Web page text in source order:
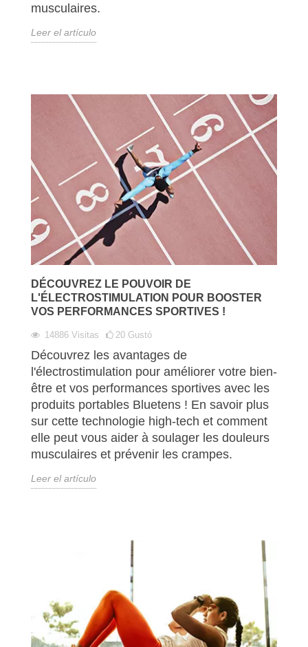
musculaires.
Leer el artículo
DÉCOUVREZ LE POUVOIR DE
L'ÉLECTROSTIMULATION POUR BOOSTER
VOS PERFORMANCES SPORTIVES !
14886 Visitas 20 Gustó
Découvrez les avantages de
l'électrostimulation pour améliorer votre bien-
être et vos performances sportives avec les
produits portables Bluetens ! En savoir plus
sur cette technologie high-tech et comment
elle peut vous aider à soulager les douleurs
musculaires et prévenir les crampes.
Leer el artículo